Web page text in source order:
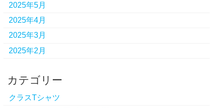
2025年5月
2025年4月
2025年3月
2025年2月
カテゴリー
クラスTシャツ